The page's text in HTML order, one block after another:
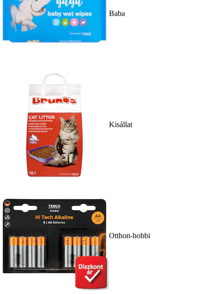
Baba
Kisállat
Otthon-hobbi